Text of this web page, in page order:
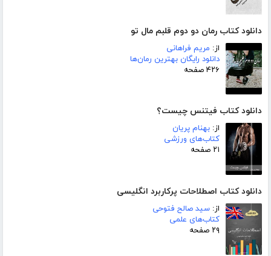
دانلود کتاب رمان دو دوم قلبم مال تو
از: مریم فراهانی
دانلود رایگان بهترین رمان‌ها
۴۲۶ صفحه
دانلود کتاب فیتنس چیست؟
از: بهنام پریان
کتاب‌های ورزشی
۲۱ صفحه
دانلود کتاب اصطلاحات پرکاربرد انگلیسی
از: سید صالح فتوحی
کتاب‌های علمی
۲۹ صفحه